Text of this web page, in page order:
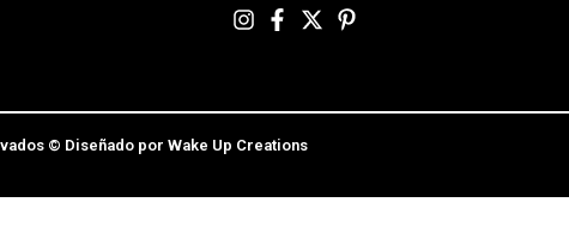
© Diseñado por Wake Up Creations